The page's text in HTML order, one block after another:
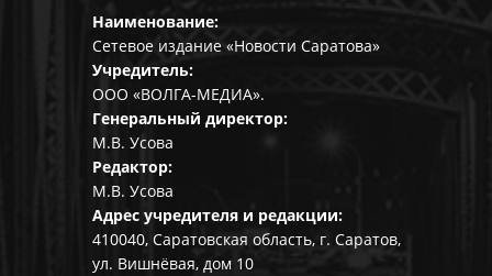
Наименование:
Сетевое издание «Новости Саратова»
Учредитель:
ООО «ВОЛГА-МЕДИА».
Генеральный директор:
М.В. Усова
Редактор:
М.В. Усова
Адрес учредителя и редакции:
410040, Саратовская область, г. Саратов,
ул. Вишнёвая, дом 10